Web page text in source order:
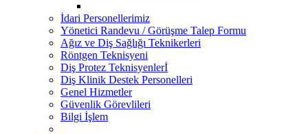
İdari Personellerimiz
Yönetici Randevu / Görüşme Talep Formu
Ağız ve Diş Sağlığı Teknikerleri
Röntgen Teknisyeni
Diş Protez Teknisyenlerİ
Diş Klinik Destek Personelleri
Genel Hizmetler
Güvenlik Görevlileri
Bilgi İşlem